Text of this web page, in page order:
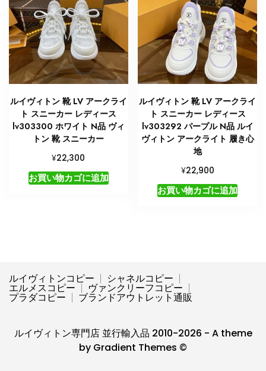
ルイヴィトン 靴 LV アークライ
ト スニーカー レディース
lv303300 ホワイト N品 ヴィ
トン 靴 スニーカー
¥22,300
お買い物カゴに追加
ルイヴィトン 靴 LV アークライ
ト スニーカー レディース
lv303292 パープル N品 ルイ
ヴィトン アークライト 履き心
地
¥22,900
お買い物カゴに追加
ルイヴィトンコピー シャネルコピー
エルメスコピー ヴァンクリーフコピー
プラダコピー ブランドアウトレット通販
ルイヴィトン専門店 並行輸入品 2010-2026 - A theme
by Gradient Themes ©